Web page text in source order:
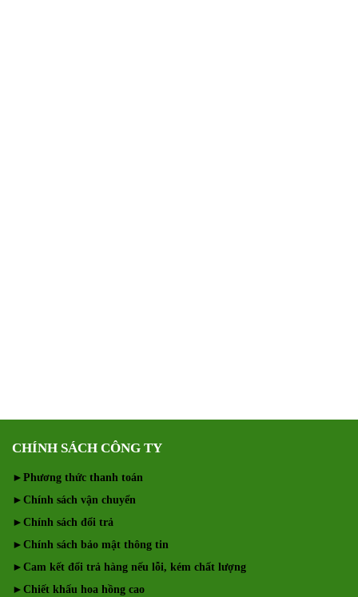
CHÍNH SÁCH CÔNG TY
► Phương thức thanh toán
► Chính sách vận chuyển
► Chính sách đổi trả
► Chính sách bảo mật thông tin
► Cam kết đổi trả hàng nếu lỗi, kém chất lượng
► Chiết khấu hoa hồng cao